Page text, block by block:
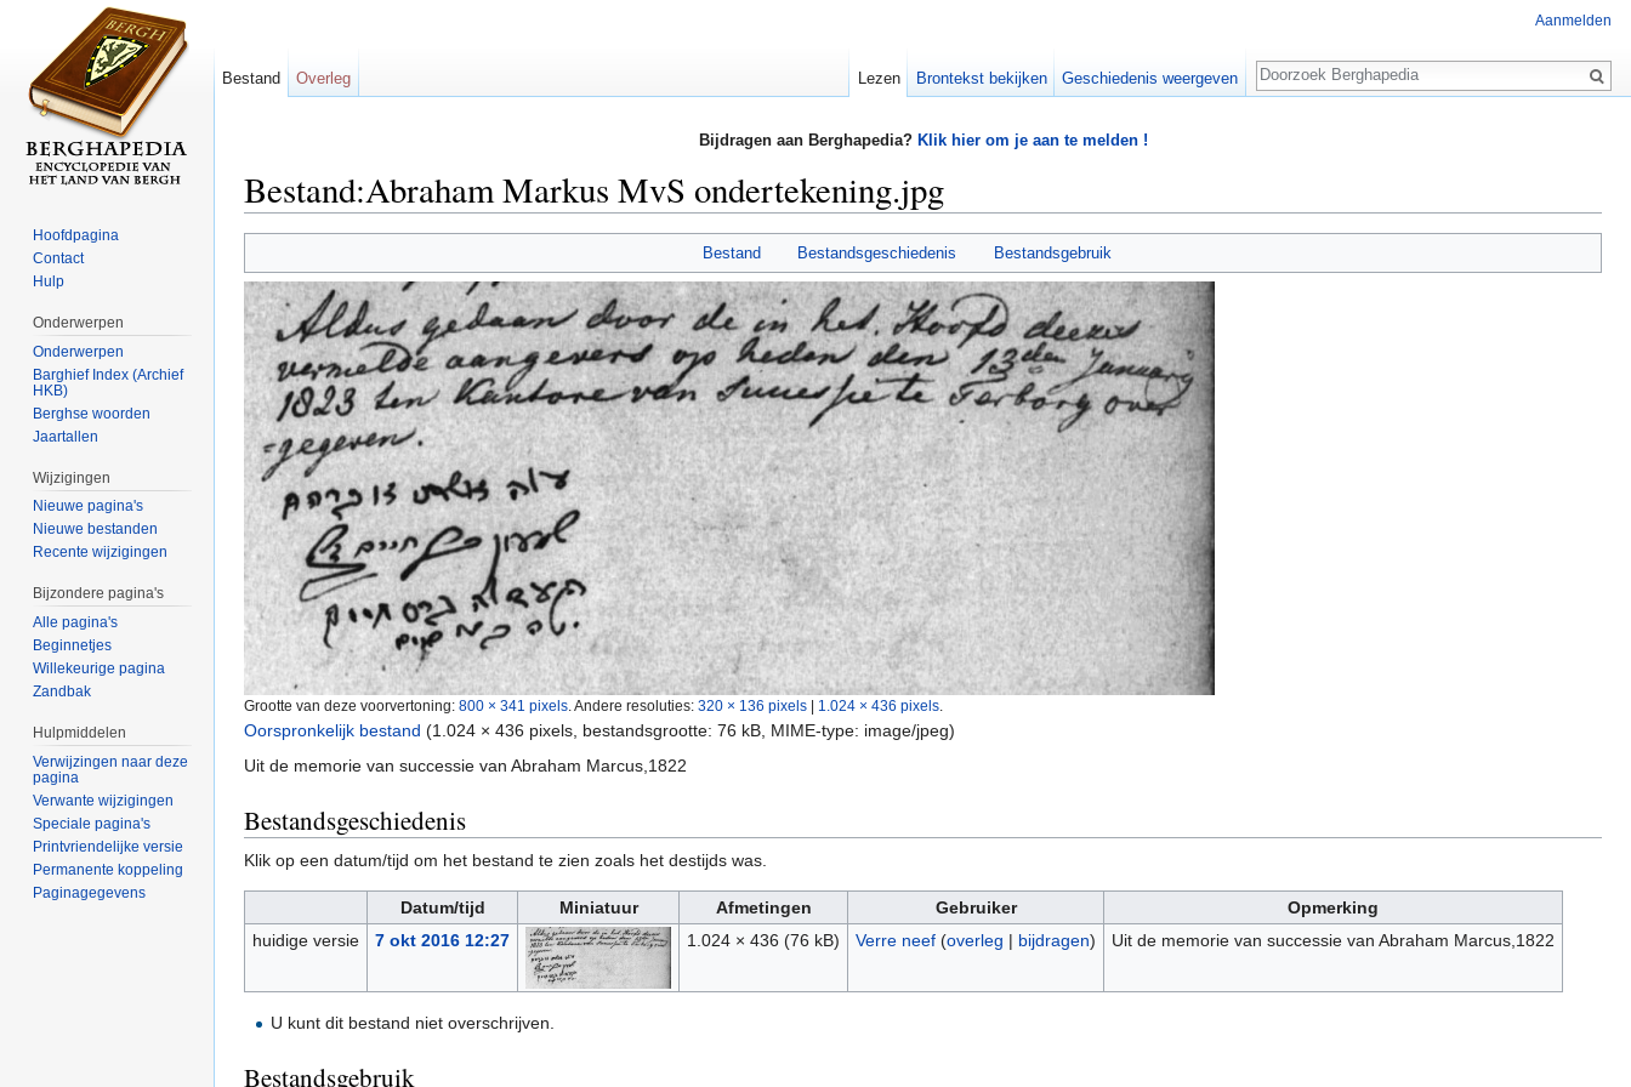
Bijdragen aan Berghapedia? Klik hier om je aan te melden !
Bestand:Abraham Markus MvS ondertekening.jpg
Bestand Bestandsgeschiedenis Bestandsgebruik
Grootte van deze voorvertoning: 800 × 341 pixels Andere resoluties: 320 × 136 pixels | 1.024 × 436 pixels
Oorspronkelijk bestand (1.024 × 436 pixels, bestandsgrootte: 76 kB, MIME-type: image/jpeg)
Uit de memorie van successie van Abraham Marcus,1822
Bestandsgeschiedenis
Klik op een datum/tijd om het bestand te zien zoals het destijds was.
Datum/tijd Miniatuur Afmetingen Gebruiker
Opmerking
huidige versie
7 okt 2016 12:27 1.024 × 436 (76 kB) Verre neef (overleg | bijdragen) Uit de memorie van successie van Abraham Marcus,1822
U kunt dit bestand niet overschrijven.
Bestandsgebruik
Aanmelden
Bestand Overleg Lezen Brontekst bekijken Geschiedenis weergeven
Zoeken
Hoofdpagina
Contact
Hulp
Onderwerpen
Onderwerpen
Barghief Index (Archief
HKB)
Berghse woorden
Jaartallen
Wijzigingen
Nieuwe pagina's
Nieuwe bestanden
Recente wijzigingen
Bijzondere pagina's
Alle pagina's
Beginnetjes
Willekeurige pagina
Zandbak
Hulpmiddelen
Verwijzingen naar deze
pagina
Verwante wijzigingen
Speciale pagina's
Printvriendelijke versie
Permanente koppeling
Paginagegevens